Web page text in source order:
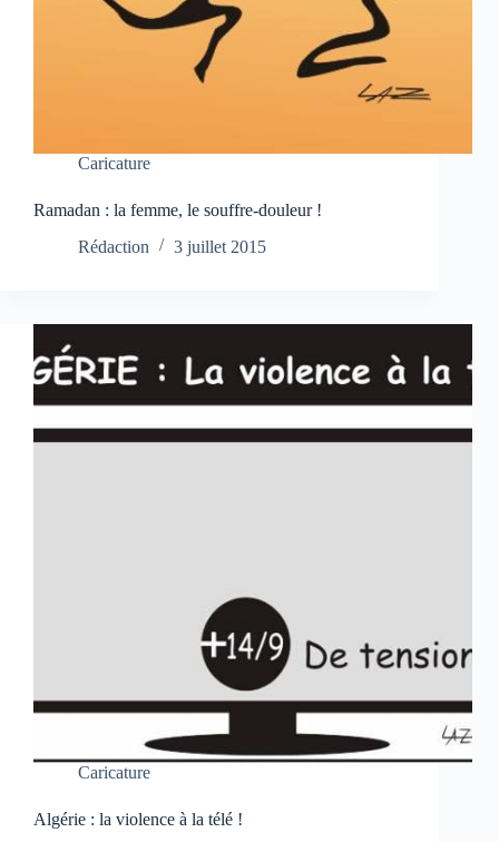
Caricature
Ramadan : la femme, le souffre-douleur !
Rédaction
3 juillet 2015
Caricature
Algérie : la violence à la télé !